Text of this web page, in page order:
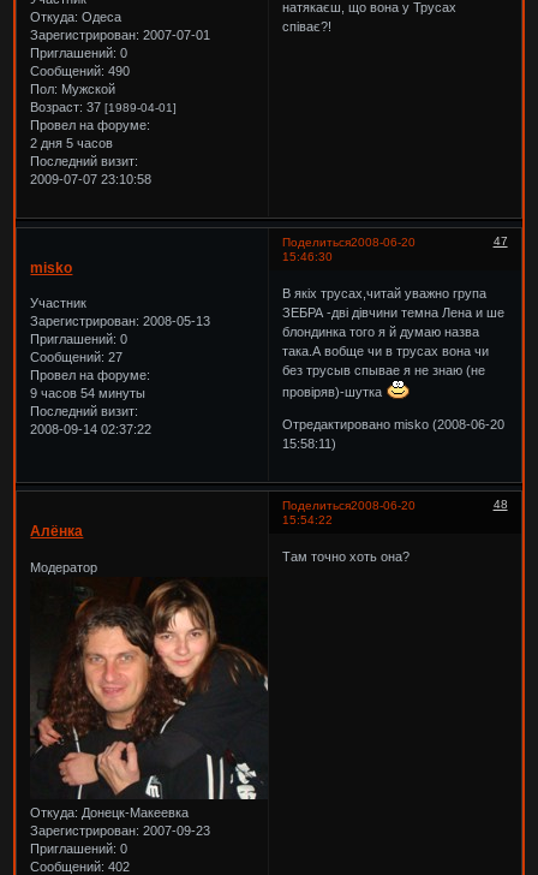
Откуда: Одеса
Зарегистрирован: 2007-07-01
Приглашений: 0
Сообщений: 490
Пол: Мужской
Возраст: 37[1989-04-01]
Провел на форуме:
2 дня 5 часов
Последний визит:
2009-07-07 23:10:58
натякаєш, що вона у Трусах
співає?!
Поделиться 47
2008-06-20
15:46:30
misko
Участник
Зарегистрирован: 2008-05-13
Приглашений: 0
Сообщений: 27
Провел на форуме:
9 часов 54 минуты
Последний визит:
2008-09-14 02:37:22
В якіх трусах,читай уважно група
ЗЕБРА -дві дівчини темна Лена и ше
блондинка того я й думаю назва
така.А вобще чи в трусах вона чи
без трусыв спывае я не знаю (не
провіряв)-шутка
Отредактировано misko (2008-06-20
15:58:11)
Поделиться 48
2008-06-20
15:54:22
Алёнка
Модератор
Откуда: Донецк-Макеевка
Зарегистрирован: 2007-09-23
Приглашений: 0
Сообщений: 402
Там точно хоть она?